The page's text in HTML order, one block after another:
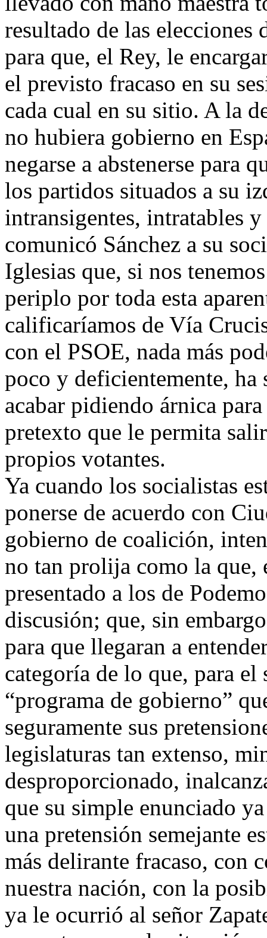
resultado de las
para que, el Rey, le
el previsto fracaso en su
cada cual en su sitio. A la
no hubiera gobierno en
negarse a abstenerse para
los partidos situados a su
intransigentes, intratables
comunicó Sánchez a su
Iglesias que, si nos
periplo por toda esta
calificaríamos de Vía
con el PSOE, nada más
poco y deficientemente, ha
acabar pidiendo árnica
pretexto que le permita
propios votantes.
Ya cuando los socialistas
ponerse de acuerdo con
gobierno de coalición,
no tan prolija como la que,
presentado a los de
discusión; que, sin
para que llegaran a
categoría de lo que, para el
“programa de gobierno”
seguramente sus
legislaturas tan extenso,
desproporcionado,
que su simple enunciado
una pretensión semejante
más delirante fracaso, con
nuestra nación, con la
ya le ocurrió al señor